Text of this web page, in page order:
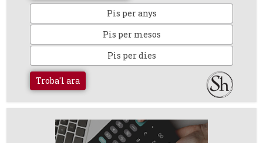
Pis per anys
Pis per mesos
Pis per dies
Troba'l ara